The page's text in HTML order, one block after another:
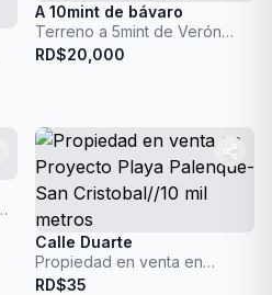
A 10mint de bávaro
Terreno a 5mint de Verón
Punta cana
RD$20,000
Calle Duarte
Propiedad en venta en
Proyecto Playa Palenque-San
RD$35